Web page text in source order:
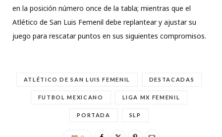
en la posición número once de la tabla; mientras que el
Atlético de San Luis Femenil debe replantear y ajustar su
juego para rescatar puntos en sus siguientes compromisos.
ATLÉTICO DE SAN LUIS FEMENIL DESTACADAS
FUTBOL MEXICANO LIGA MX FEMENIL
PORTADA SLP